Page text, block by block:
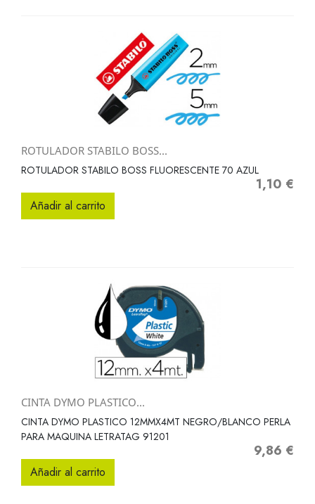
ROTULADOR STABILO BOSS...
ROTULADOR STABILO BOSS FLUORESCENTE 70 AZUL
Precio
1,10 €
Añadir al carrito
CINTA DYMO PLASTICO...
CINTA DYMO PLASTICO 12MMX4MT NEGRO/BLANCO PERLA
PARA MAQUINA LETRATAG 91201
Precio
9,86 €
Añadir al carrito